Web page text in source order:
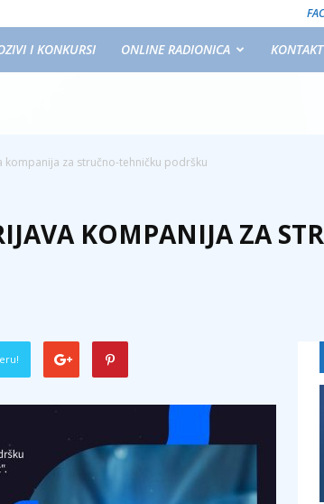
I KONKURSI ONLINE RADIONICA KONTAKT
kompanija za stručno-tehničku podršku
KOMPANIJA ZA